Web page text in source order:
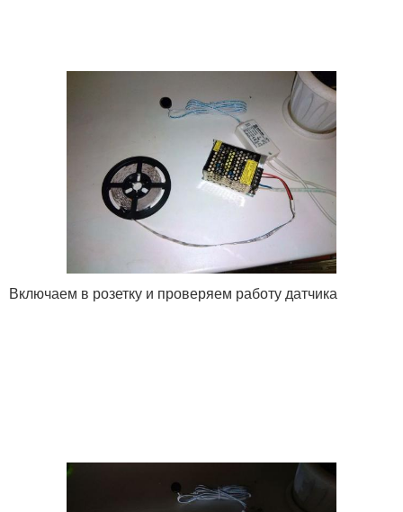
Включаем в розетку и проверяем работу датчика